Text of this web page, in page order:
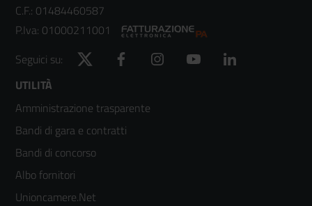
C.F.: 01484460587
P.Iva: 01000211001
Seguici su:
Twitter Facebook Instagram YouTube
Footer
menù
colonna
2
UTILITÀ
Amministrazione trasparente
Bandi di gara e contratti
Bandi di concorso
Albo fornitori
Unioncamere.Net